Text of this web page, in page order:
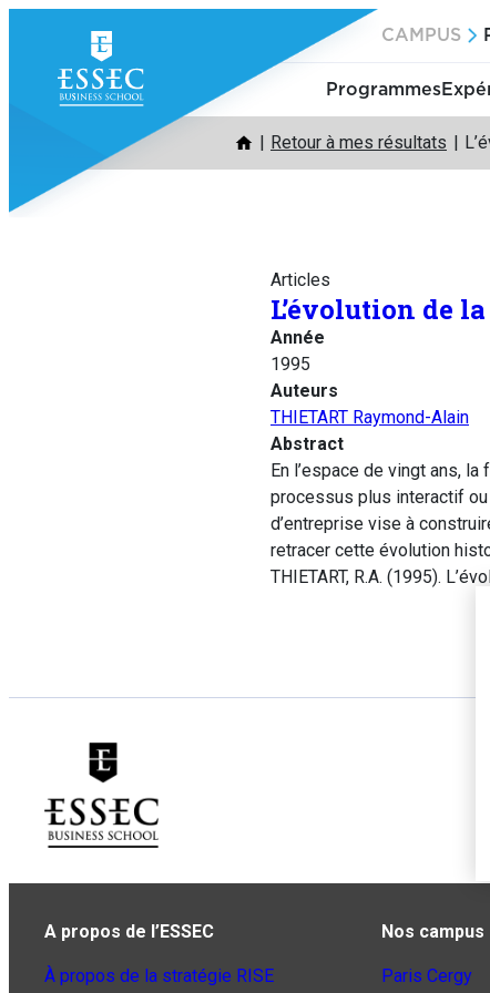
contenu
CAMPUS
Programmes
Retour à mes résultats
Articles
L’évolution de
Année
1995
Auteurs
THIETART Raymond-Alain
Abstract
En l’espace de vingt ans,
processus plus interactif ou
d’entreprise vise à
retracer cette évolution
THIETART, R.A. (1995).
A propos de l’ESSEC
À propos de la stratégie RISE
Nos campus
Paris Cergy